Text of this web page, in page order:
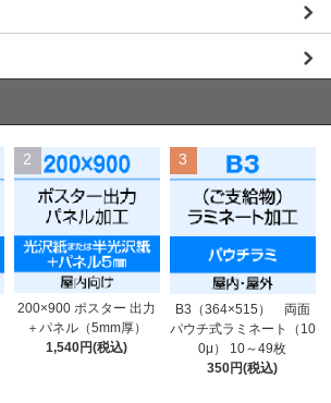
2
200×900 ポスター 出力
＋パネル（5mm厚）
1,540円(税込)
3
B3（364×515） 両面
パウチ式ラミネート（10
0μ） 10～49枚
350円(税込)